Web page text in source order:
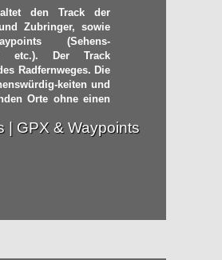
den Track der
Zubringer, sowie
(Sehens-
etc.). Der Track
Radfernweges. Die
keiten und
Orte ohne einen
| GPX & Waypoints